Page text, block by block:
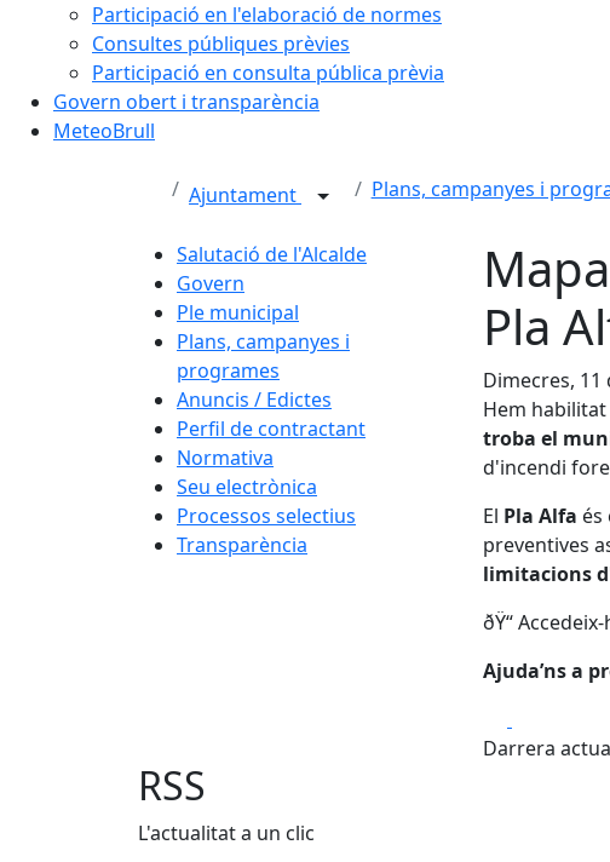
Participació en l'elaboració de normes
Consultes públiques prèvies
Participació en consulta pública prèvia
Govern obert i transparència
MeteoBrull
Ajuntament Plans, campanyes i
Salutació de l'Alcalde
Govern
Ple municipal
Plans, campanyes i
programes
Anuncis / Edictes
Perfil de contractant
Normativa
Seu electrònica
Processos selectius
Transparència
Pla
Dimecres, 11
Hem
troba el
d'incendi
El Pla Alfa és
preventives
limitacions
ðŸ“
Ajuda’ns a
Darrera
RSS
L'actualitat a un clic